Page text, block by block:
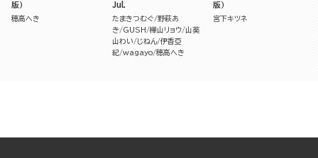
版）
穂高へき
Jul.
たまきつむぐ 野萩あ
き
GUSH 樺山リョウ 山葵
山わい
じねん 伊香亞
紀 wagayo 穂高へき
版）
宮下キツネ